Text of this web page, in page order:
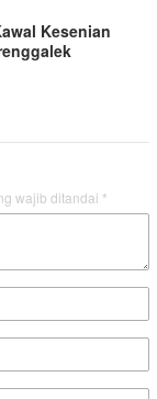
Kesenian
wajib ditandai *